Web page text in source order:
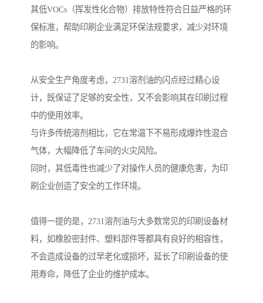
其低VOCs（挥发性化合物）排放特性符合日益严格的环
保标准，帮助印刷企业满足环保法规要求，减少对环境
的影响。
从安全生产角度考虑，2731溶剂油的闪点经过精心设
计，既保证了足够的安全性，又不会影响其在印刷过程
中的使用效率。
与许多传统溶剂相比，它在常温下不易形成爆炸性混合
气体，大幅降低了车间的火灾风险。
同时，其低毒性也减少了对操作人员的健康危害，为印
刷企业创造了安全的工作环境。
值得一提的是，2731溶剂油与大多数常见的印刷设备材
料，如橡胶密封件、塑料部件等都具有良好的相容性，
不会造成设备的过早老化或损坏，延长了印刷设备的使
用寿命，降低了企业的维护成本。